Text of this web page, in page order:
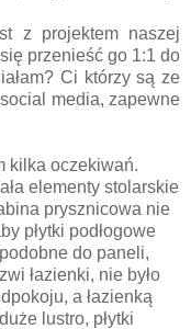
z projektem naszej
przenieść go 1:1 do
Ci którzy są ze
media, zapewne
kilka oczekiwań.
elementy stolarskie
prysznicowa nie
płytki podłogowe
do paneli,
łazienki, nie było
a łazienką
lustro, płytki